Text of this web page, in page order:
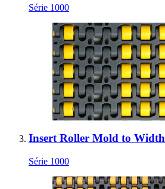
Série 1000
Insert Roller Mold to Width
Série 1000